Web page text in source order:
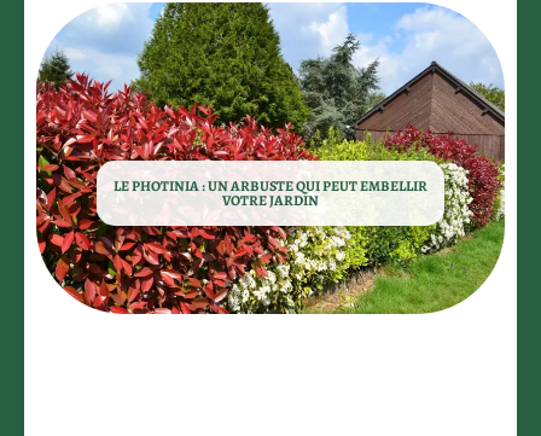
LE PHOTINIA : UN ARBUSTE QUI PEUT EMBELLIR
VOTRE JARDIN